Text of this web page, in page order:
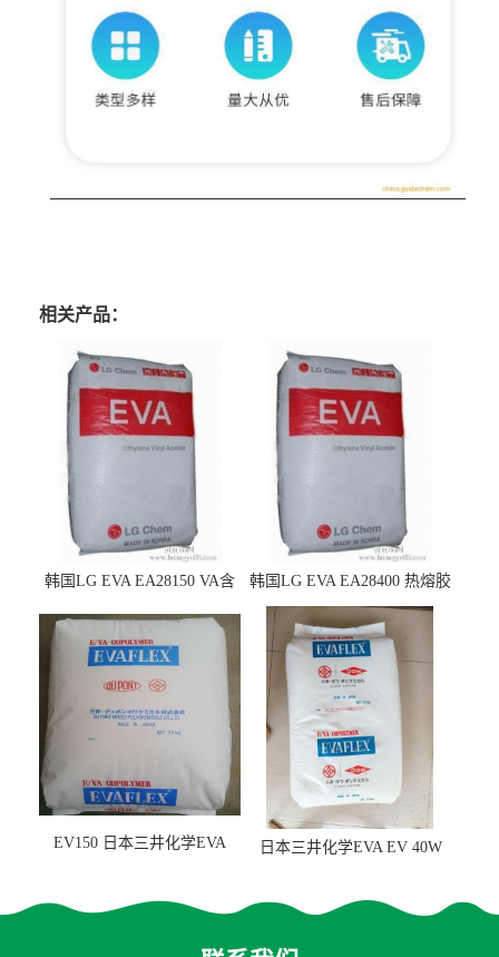
相关产品：
韩国LG EVA EA28150 VA含
韩国LG EVA EA28400 热熔胶
级 VA含量28 熔指400
EV150 日本三井化学EVA
日本三井化学EVA EV 40W